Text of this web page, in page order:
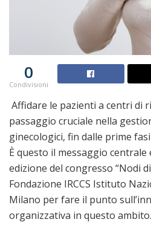
0
Condivisioni
Affidare le pazienti a centri di
passaggio cruciale nella
ginecologici, fin dalle prime
È questo il messaggio centrale
edizione del congresso “Nodi
Fondazione IRCCS Istituto
Milano per fare il punto
organizzativa in questo ambito.